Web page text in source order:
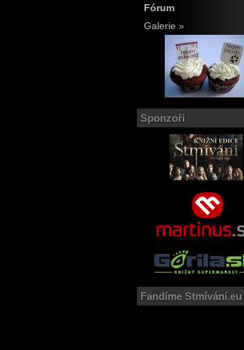
Fórum
Galerie »
Sponzoři
Fandíme Stmívání.eu